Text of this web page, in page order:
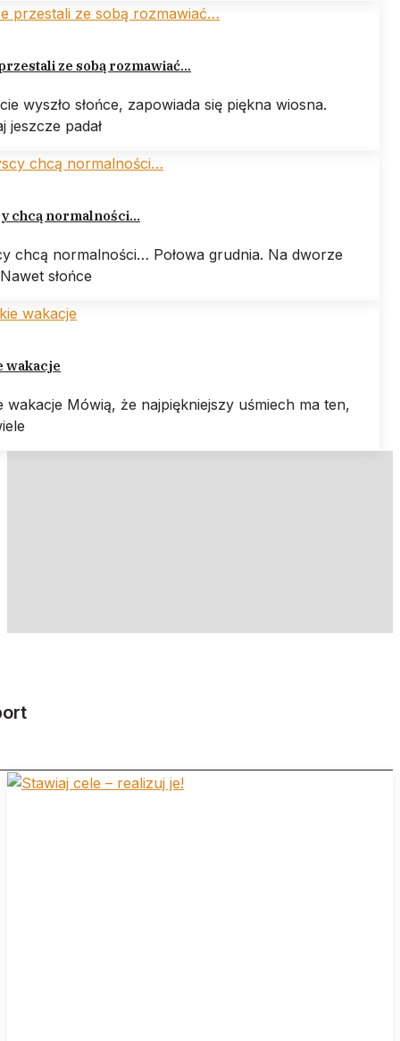
ze sobą rozmawiać…
wyszło słońce, zapowiada się piękna wiosna.
jeszcze padał
chcą normalności…
chcą normalności… Połowa grudnia. Na dworze
słońce
wakacje
wakacje Mówią, że najpiękniejszy uśmiech ma ten,